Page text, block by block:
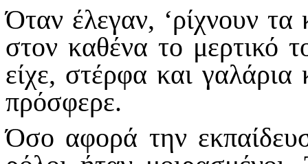
Όταν έλεγαν, ‘ρίχνουν τα
στον καθένα το μερτικό
είχε, στέρφα και
πρόσφερε.
Όσο αφορά την